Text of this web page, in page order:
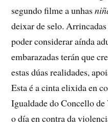
segundo filme a unhas
deixar de selo.
poder considerar aínda
embarazadas terán que
estas dúas realidades,
Esta é a cinta elixida en
Igualdade do Concello
o día en contra da